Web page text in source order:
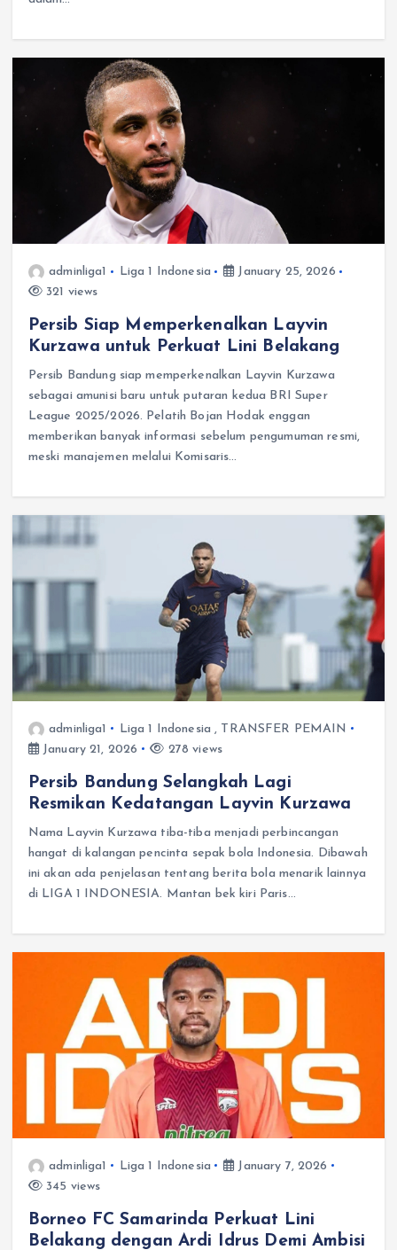
adminliga1 Liga 1 Indonesia
January 25, 2026
321 views
Persib Siap Memperkenalkan Layvin
Kurzawa untuk Perkuat Lini Belakang
Persib Bandung siap memperkenalkan Layvin Kurzawa
sebagai amunisi baru untuk putaran kedua BRI Super
League 2025/2026. Pelatih Bojan Hodak enggan
memberikan banyak informasi sebelum pengumuman resmi,
meski manajemen melalui Komisaris…
adminliga1 Liga 1 Indonesia , TRANSFER PEMAIN
January 21, 2026
278 views
Persib Bandung Selangkah Lagi
Resmikan Kedatangan Layvin Kurzawa
Nama Layvin Kurzawa tiba-tiba menjadi perbincangan
hangat di kalangan pencinta sepak bola Indonesia. Dibawah
ini akan ada penjelasan tentang berita bola menarik lainnya
di LIGA 1 INDONESIA. Mantan bek kiri Paris…
adminliga1 Liga 1 Indonesia
January 7, 2026
345 views
Borneo FC Samarinda Perkuat Lini
Belakang dengan Ardi Idrus Demi Ambisi